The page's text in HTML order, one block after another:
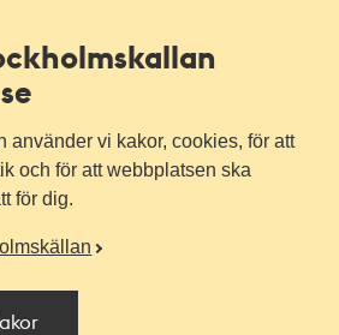
använder vi kakor, cookies, för att
och för att webbplatsen ska
för dig.